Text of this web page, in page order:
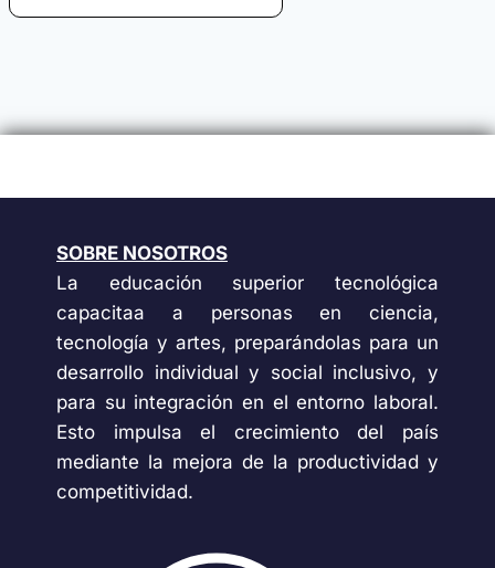
SOBRE NOSOTROS
La educación superior tecnológica
capacitaa a personas en ciencia,
tecnología y artes, preparándolas para un
desarrollo individual y social inclusivo, y
para su integración en el entorno laboral.
Esto impulsa el crecimiento del país
mediante la mejora de la productividad y
competitividad.